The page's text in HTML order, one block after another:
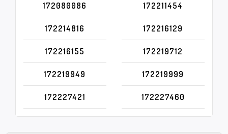
172080086 172211454
172214816 172216129
172216155 172219712
172219949 172219999
172227421 172227460